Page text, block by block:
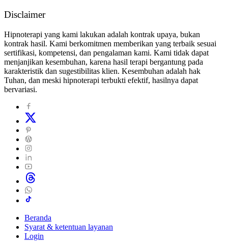
Disclaimer
Hipnoterapi yang kami lakukan adalah kontrak upaya, bukan
kontrak hasil. Kami berkomitmen memberikan yang terbaik sesuai
sertifikasi, kompetensi, dan pengalaman kami. Kami tidak dapat
menjanjikan kesembuhan, karena hasil terapi bergantung pada
karakteristik dan sugestibilitas klien. Kesembuhan adalah hak
Tuhan, dan meski hipnoterapi terbukti efektif, hasilnya dapat
bervariasi.
Beranda
Syarat & ketentuan layanan
Login